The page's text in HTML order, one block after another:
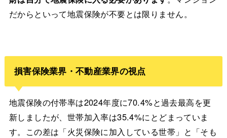
だからといって地震保険が不要とは限りません。
損害保険業界・不動産業界の視点
地震保険の付帯率は2024年度に70.4%と過去最高を更
新しましたが、世帯加入率は35.4%にとどまっていま
す。この差は「火災保険に加入している世帯」と「そも